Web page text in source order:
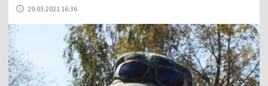
29.03.2021 16:36